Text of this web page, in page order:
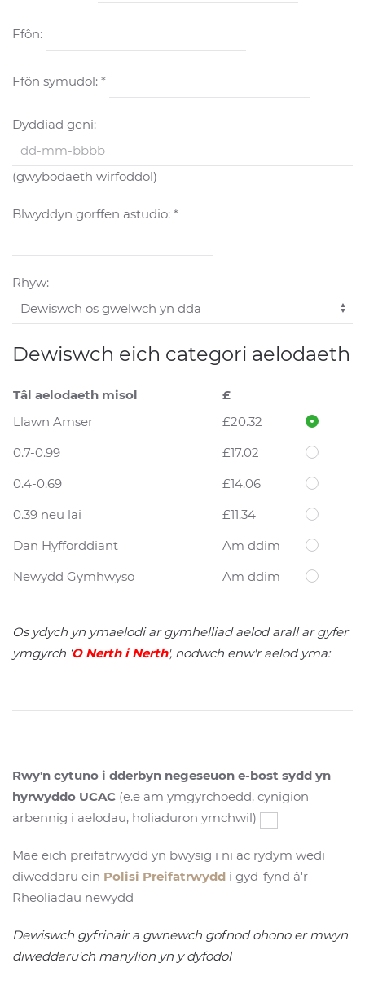
Ffôn:
Ffôn symudol: *
Dyddiad geni:
(gwybodaeth wirfoddol)
Blwyddyn gorffen astudio: *
Rhyw:
Dewiswch eich categori aelodaeth
Tâl aelodaeth misol
£
Llawn Amser
£20.32
0.7-0.99
£17.02
0.4-0.69
£14.06
0.39 neu lai
£11.34
Dan Hyfforddiant
Am ddim
Newydd Gymhwyso
Am ddim
Os ydych yn ymaelodi ar gymhelliad aelod arall ar gyfer
ymgyrch ‘ O Nerth i Nerth', nodwch enw'r aelod yma:
Rwy'n cytuno i dderbyn negeseuon e-bost sydd yn
hyrwyddo UCAC (e.e am ymgyrchoedd, cynigion
arbennig i aelodau, holiaduron ymchwil)
Mae eich preifatrwydd yn bwysig i ni ac rydym wedi
diweddaru ein Polisi Preifatrwydd i gyd-fynd â'r
Rheoliadau newydd
Dewiswch gyfrinair a gwnewch gofnod ohono er mwyn
diweddaru'ch manylion yn y dyfodol